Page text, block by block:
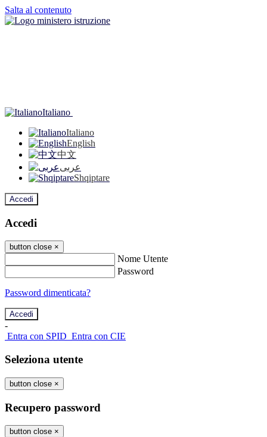
Salta al contenuto
Italiano
Italiano
English
中文
عربى
Shqiptare
Accedi
Accedi
button close ×
Nome Utente
Password
Password dimenticata?
-
Entra con SPID Entra con CIE
Seleziona utente
button close ×
Recupero password
button close ×